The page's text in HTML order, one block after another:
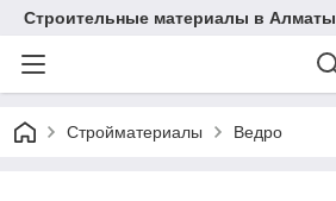
Строительные материалы в Алматы
Стройматериалы Ведро